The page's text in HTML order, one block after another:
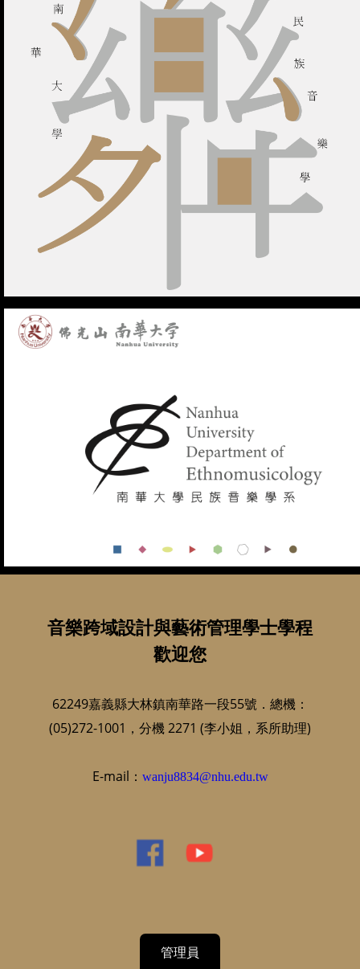
音樂跨域設計與藝術管理學士學程
歡迎您
62249嘉義縣大林鎮南華路一段55號．總機：
(05)272-1001，分機 2271 (李小姐，系所助理)
E-mail： wanju8834@nhu.edu.tw
管理員